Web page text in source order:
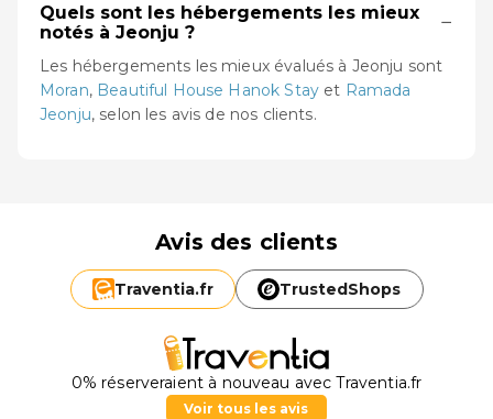
Quels sont les hébergements les mieux
notés à Jeonju ?
−
Les hébergements les mieux évalués à Jeonju sont
Moran, Beautiful House Hanok Stayet Ramada
Jeonju, selon les avis de nos clients.
Avis des clients
Traventia.fr TrustedShops
0% réserveraient à nouveau avec Traventia.fr
Voir tous les avis